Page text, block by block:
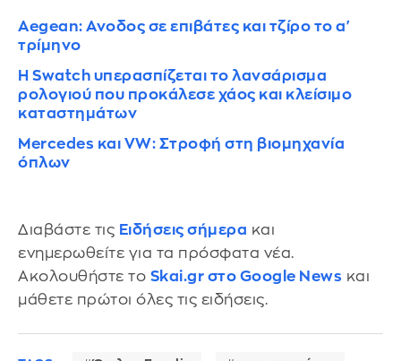
Aegean: Ανοδος σε επιβάτες και τζίρο το α'
τρίμηνο
Η Swatch υπερασπίζεται το λανσάρισμα
ρολογιού που προκάλεσε χάος και κλείσιμο
καταστημάτων
Mercedes και VW: Στροφή στη βιομηχανία
όπλων
Διαβάστε τις Ειδήσεις σήμερα και
ενημερωθείτε για τα πρόσφατα νέα.
Ακολουθήστε το Skai.gr στο Google News και
μάθετε πρώτοι όλες τις ειδήσεις.